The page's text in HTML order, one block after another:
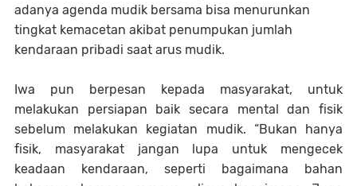
adanya agenda mudik bersama bisa menurunkan
tingkat kemacetan akibat penumpukan jumlah
kendaraan pribadi saat arus mudik.
Iwa pun berpesan kepada masyarakat, untuk
melakukan persiapan baik secara mental dan fisik
sebelum melakukan kegiatan mudik. “Bukan hanya
fisik, masyarakat jangan lupa untuk mengecek
keadaan kendaraan, seperti bagaimana bahan